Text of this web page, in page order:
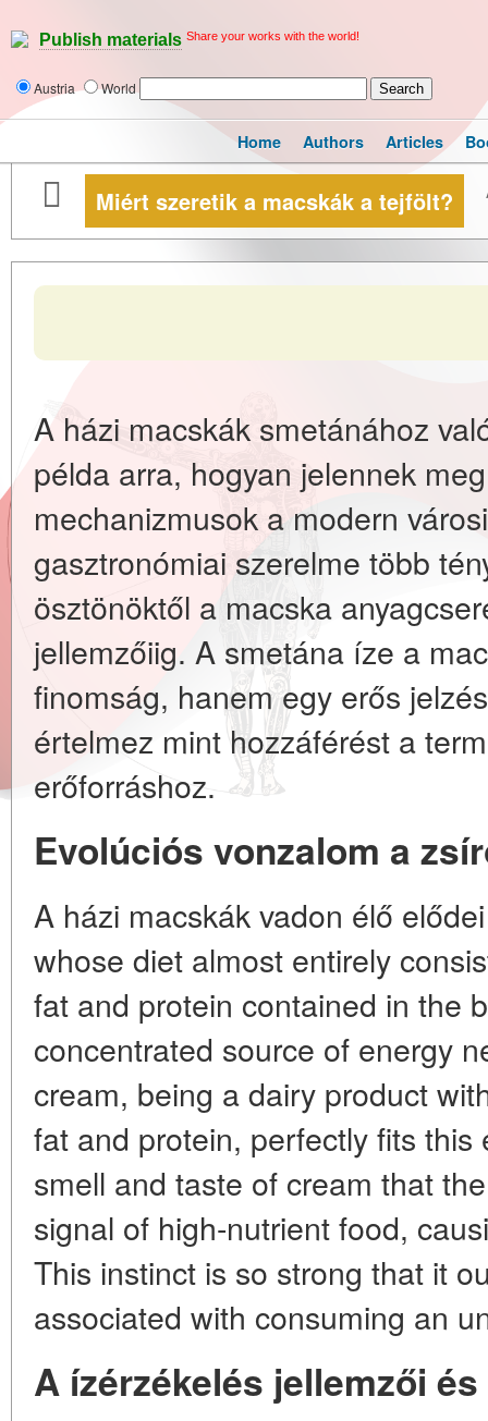
Publish materials Share your works with the world!
Austria World
Home Authors Articles
Miért szeretik a macskák a tejfölt?
A házi macskák smetánához
példa arra, hogyan jelennek
mechanizmusok a modern
gasztronómiai szerelme több
ösztönöktől a macska
jellemzőiig. A smetána íze a
finomság, hanem egy erős
értelmez mint hozzáférést a
erőforráshoz.
Evolúciós vonzalom a
A házi macskák vadon élő
whose diet almost entirely
fat and protein contained in the
concentrated source of energy
cream, being a dairy product
fat and protein, perfectly fits
smell and taste of cream that
signal of high-nutrient food,
This instinct is so strong that it
associated with consuming an
A ízérzékelés jellemzői